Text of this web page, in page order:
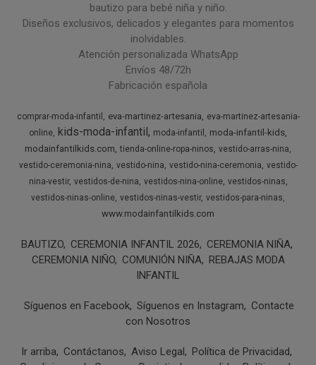
bautizo para bebé niña y niño.
Diseños exclusivos, delicados y elegantes para momentos
inolvidables.
Atención personalizada WhatsApp
Envíos 48/72h
Fabricación española
comprar-moda-infantil eva-martinez-artesania
eva-martinez-artesania-
online kids-moda-infantil moda-infantil
moda-infantil-kids
modainfantilkids.com tienda-online-ropa-ninos vestido-arras-nina
vestido-ceremonia-nina vestido-nina vestido-nina-ceremonia vestido-
nina-vestir vestidos-de-nina vestidos-nina-online vestidos-ninas
vestidos-ninas-online vestidos-ninas-vestir vestidos-para-ninas
www.modainfantilkids.com
BAUTIZO CEREMONIA INFANTIL 2026
CEREMONIA NIÑA
CEREMONIA NIÑO COMUNIÓN NIÑA REBAJAS MODA
INFANTIL
Síguenos en Facebook Síguenos en Instagram
Contacte
con Nosotros
Ir arriba Contáctanos Aviso Legal
Política de Privacidad